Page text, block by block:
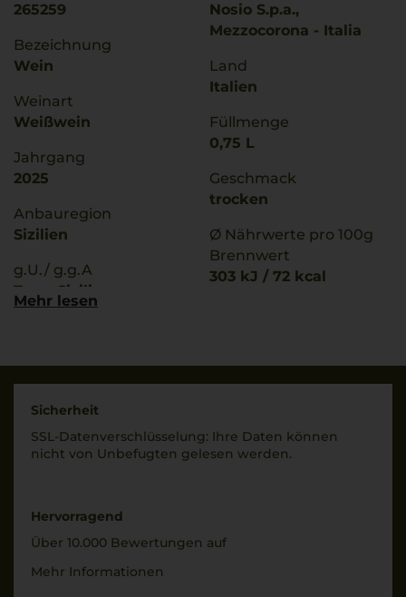
265259
Bezeichnung
Wein
Weinart
Weißwein
Jahrgang
2025
Anbauregion
Sizilien
g.U./ g.g.A
Terre Siciliane
Tipica
Rebsorten
Trinktemperatur
Alkoholgehalt
12 % Vol.
Restsüße
Nosio S.p.a.,
Mezzocorona - Italia
Land
Italien
Füllmenge
0,75 L
Geschmack
trocken
Ø Nährwerte pro 100g
Brennwert
303 kJ / 72 kcal
Kohlenhydrate
Eiweiß
0 g
Zutaten
Mehr lesen
Sicherheit
SSL-Daten­verschlüs­selung: Ihre Daten können
nicht von Unbe­fugten gelesen werden.
Hervorragend
Über 10.000 Bewertungen auf
Mehr Informationen